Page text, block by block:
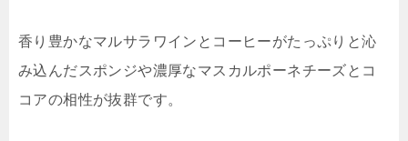
香り豊かなマルサラワインとコーヒーがたっぷりと沁
み込んだスポンジや濃厚なマスカルポーネチーズとコ
コアの相性が抜群です。